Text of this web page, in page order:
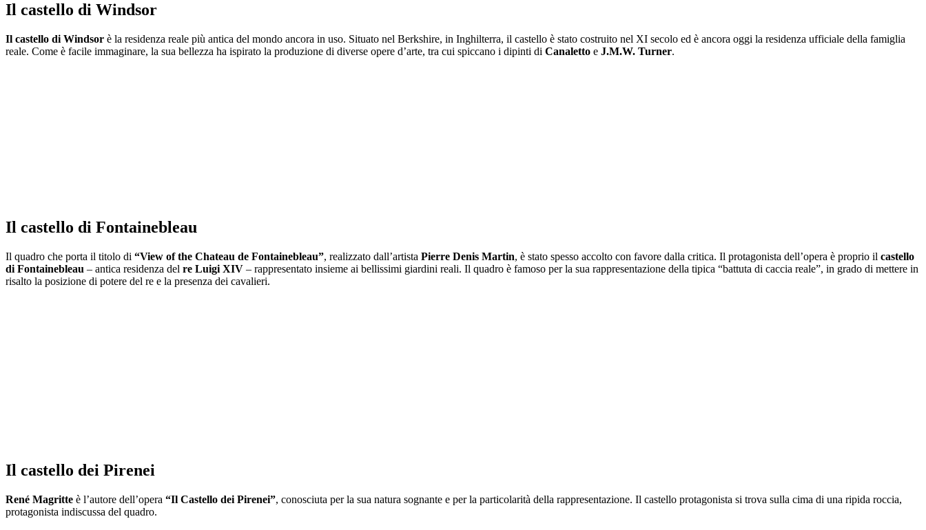
Il castello di Windsor
Il castello di Windsor è la residenza reale più antica del mondo ancora in uso. Situato nel Berkshire, in Inghilterra, il castello è stato costruito nel XI secolo ed è ancora oggi la residenza ufficiale della famiglia
reale. Come è facile immaginare, la sua bellezza ha ispirato la produzione di diverse opere d’arte, tra cui spiccano i dipinti di Canaletto e J.M.W. Turner.
Il castello di Fontainebleau
Il quadro che porta il titolo di “View of the Chateau de Fontainebleau”, realizzato dall’artista Pierre Denis Martin, è stato spesso accolto con favore dalla critica. Il protagonista dell’opera è proprio il castello
di Fontainebleau – antica residenza del re Luigi XIV – rappresentato insieme ai bellissimi giardini reali. Il quadro è famoso per la sua rappresentazione della tipica “battuta di caccia reale”, in grado di mettere in
risalto la posizione di potere del re e la presenza dei cavalieri.
Il castello dei Pirenei
René Magritte è l’autore dell’opera “Il Castello dei Pirenei”, conosciuta per la sua natura sognante e per la particolarità della rappresentazione. Il castello protagonista si trova sulla cima di una ripida roccia,
protagonista indiscussa del quadro.